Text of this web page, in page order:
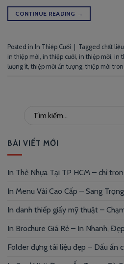
CONTINUE READING →
Posted in In Thiệp Cưới Tagged chất
in thiệp mời, in thiệp cưới, in thiệp mời, in
lượng ít, thiệp mời ấn tượng, thiệp mời
BÀI VIẾT MỚI
In Thẻ Nhựa Tại TP HCM – chỉ
In Menu Vải Cao Cấp – Sang
In danh thiếp giấy mỹ thuật –
In Brochure Giá Rẻ – In Nhanh, Đẹp
Folder đựng tài liệu đẹp – Dấu ấn